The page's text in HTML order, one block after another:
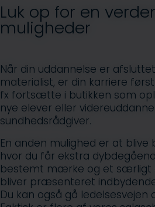
Luk op for en
muligheder
Når din uddannelse er
materialist, er din karriere
fx fortsætte i butikken som
nye elever eller
sundhedsrådgiver.
En anden mulighed er at blive
hvor du får ekstra
bestemt mærke og et særligt
bliver præsenteret
Du kan også gå ledelsesvejen